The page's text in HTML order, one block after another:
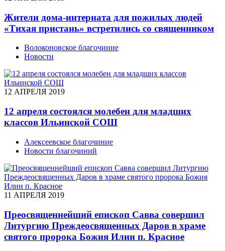
Жители дома-интерната для пожилых людей
«Тихая пристань» встретились со священником
Волоконовское благочиние
Новости
12 АПРЕЛЯ 2019
12 апреля состоялся молебен для младших
классов Ильинской СОШ
Алексеевское благочиние
Новости благочиний
11 АПРЕЛЯ 2019
Преосвященнейший епископ Савва совершил
Литургию Преждеосвященных Даров в храме
святого пророка Божия Илии п. Красное